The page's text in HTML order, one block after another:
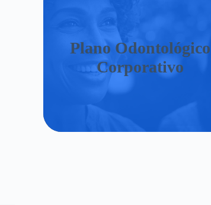
Plano Odontológico
Corporativo